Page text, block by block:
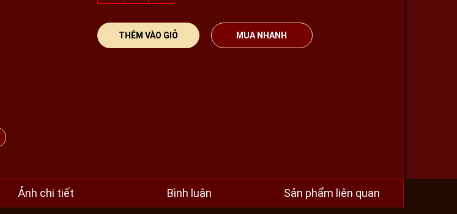
THÊM VÀO GIỎ MUA NHANH
Ảnh chi tiết Bình luận Sản phẩm liên quan